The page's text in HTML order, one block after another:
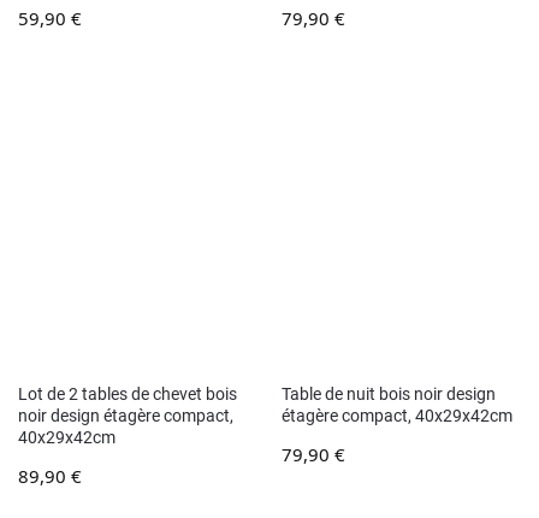
59,90 € 79,90 €
Lot de 2 tables de chevet bois
noir design étagère compact,
40x29x42cm
89,90 €
Table de nuit bois noir design
étagère compact, 40x29x42cm
79,90 €